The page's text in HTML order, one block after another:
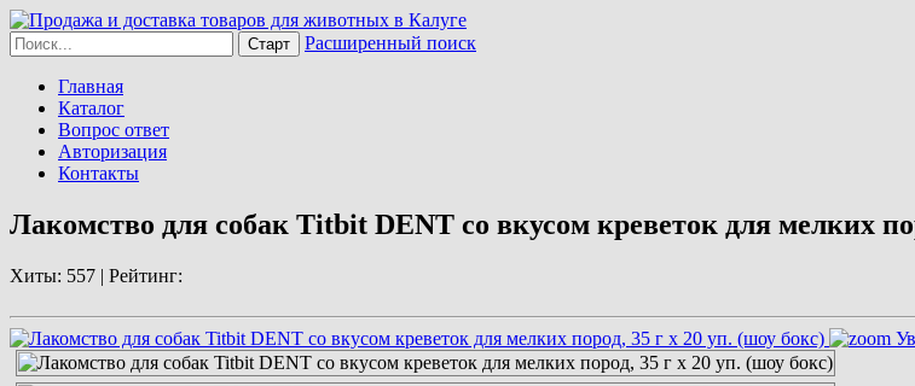
Расширенный поиск
Главная
Каталог
Вопрос ответ
Авторизация
Контакты
Лакомство для собак Titbit DENT со вкусом креветок для мелких
Хиты: 557 | Рейтинг: